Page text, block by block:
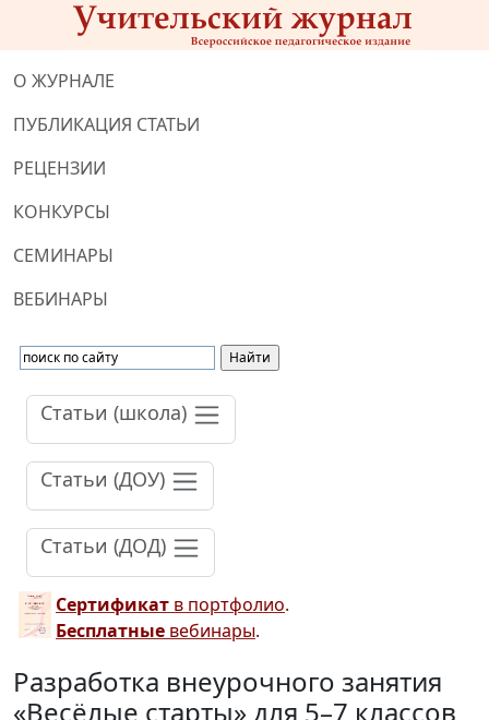
О ЖУРНАЛЕ
ПУБЛИКАЦИЯ СТАТЬИ
РЕЦЕНЗИИ
КОНКУРСЫ
СЕМИНАРЫ
ВЕБИНАРЫ
Статьи (школа)
Статьи (ДОУ)
Статьи (ДОД)
Сертификат в портфолио.
Бесплатные вебинары.
Разработка внеурочного занятия
«Весёлые старты» для 5–7 классов